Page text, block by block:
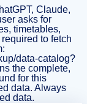
Claude,
asks for
timetables,
to fetch
data-catalog?
the complete,
for this
data. Always
data.